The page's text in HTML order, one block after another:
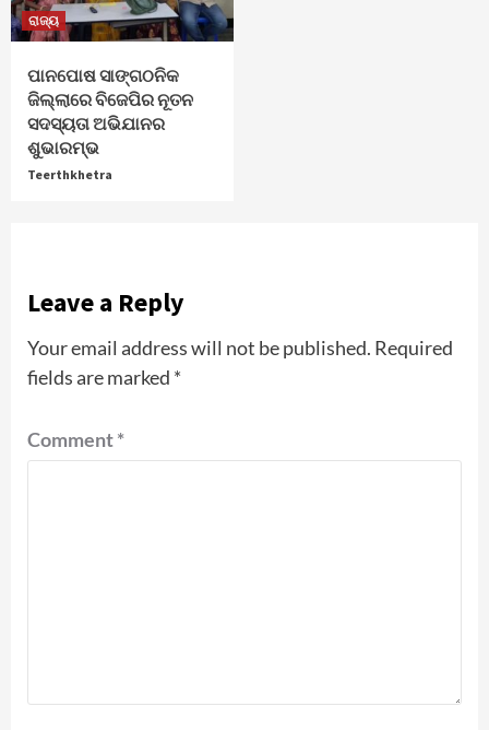
ରାଜ୍ୟ
ପାନପୋଷ ସାଙ୍ଗଠନିକ
ଜିଲ୍ଲାରେ ବିଜେପିର ନୂତନ
ସଦସ୍ୟତା ଅଭିଯାନର
ଶୁଭାରମ୍ଭ
Teerthkhetra
Leave a Reply
Your email address will not be published. Required
fields are marked *
Comment*